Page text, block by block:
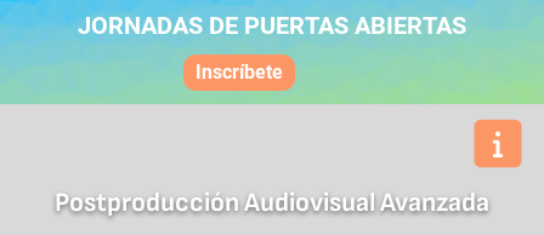
JORNADAS DE PUERTAS ABIERTAS
Inscríbete
Postproducción Audiovisual Avanzada